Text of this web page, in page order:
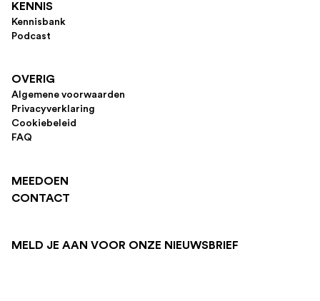
KENNIS
Kennisbank
Podcast
OVERIG
Algemene voorwaarden
Privacyverklaring
Cookiebeleid
FAQ
MEEDOEN
CONTACT
MELD JE AAN VOOR ONZE NIEUWSBRIEF